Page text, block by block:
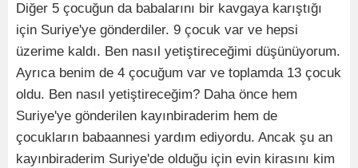
Diğer 5 çocuğun da babalarını bir kavgaya karıştığı
için Suriye'ye gönderdiler. 9 çocuk var ve hepsi
üzerime kaldı. Ben nasıl yetiştireceğimi düşünüyorum.
Ayrıca benim de 4 çocuğum var ve toplamda 13 çocuk
oldu. Ben nasıl yetiştireceğim? Daha önce hem
Suriye'ye gönderilen kayınbiraderim hem de
çocukların babaannesi yardım ediyordu. Ancak şu an
kayınbiraderim Suriye'de olduğu için evin kirasını kim